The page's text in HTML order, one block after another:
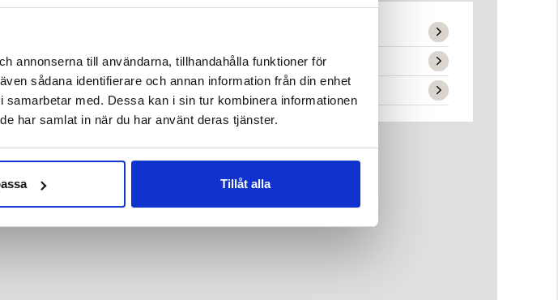
annonserna till användarna, tillhandahålla funktioner för
sådana identifierare och annan information från din enhet
med. Dessa kan i sin tur kombinera informationen
har samlat in när du har använt deras tjänster.
Tillåt alla
Material